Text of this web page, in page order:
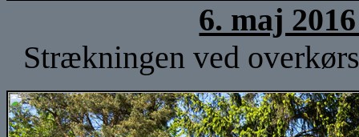
6. maj
Strækningen ved